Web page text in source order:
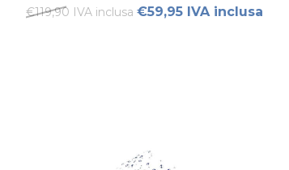
€119,90 IVA inclusa €59,95 IVA inclusa